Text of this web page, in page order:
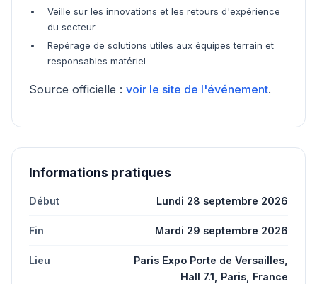
Veille sur les innovations et les retours d'expérience
du secteur
Repérage de solutions utiles aux équipes terrain et
responsables matériel
Source officielle : voir le site de l'événement.
Informations pratiques
Début Lundi 28 septembre 2026
Fin Mardi 29 septembre 2026
Lieu
Paris Expo Porte de Versailles,
Hall 7.1, Paris, France